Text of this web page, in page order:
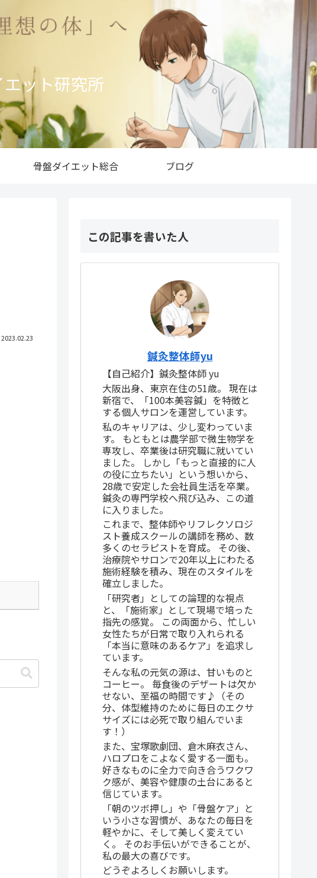
ット研究所
骨盤ダイエット総合 ブログ
2023.02.23
この記事を書いた人
鍼灸整体師yu
【自己紹介】鍼灸整体師 yu
大阪出身、東京在住の51歳。 現在は
新宿で、「100本美容鍼」を特徴と
する個人サロンを運営しています。
私のキャリアは、少し変わっていま
す。 もともとは農学部で微生物学を
専攻し、卒業後は研究職に就いてい
ました。 しかし「もっと直接的に人
の役に立ちたい」という想いから、
28歳で安定した会社員生活を卒業。
鍼灸の専門学校へ飛び込み、この道
に入りました。
これまで、整体師やリフレクソロジ
スト養成スクールの講師を務め、数
多くのセラピストを育成。 その後、
治療院やサロンで20年以上にわたる
施術経験を積み、現在のスタイルを
確立しました。
「研究者」としての論理的な視点
と、「施術家」として現場で培った
指先の感覚。 この両面から、忙しい
女性たちが日常で取り入れられる
「本当に意味のあるケア」を追求し
ています。
そんな私の元気の源は、甘いものと
コーヒー。 毎食後のデザートは欠か
せない、至福の時間です♪（その
分、体型維持のために毎日のエクサ
サイズには必死で取り組んでいま
す！）
また、宝塚歌劇団、倉木麻衣さん、
ハロプロをこよなく愛する一面も。
好きなものに全力で向き合うワクワ
ク感が、美容や健康の土台にあると
信じています。
「朝のツボ押し」や「骨盤ケア」と
いう小さな習慣が、あなたの毎日を
軽やかに、そして美しく変えてい
く。 そのお手伝いができることが、
私の最大の喜びです。
どうぞよろしくお願いします。